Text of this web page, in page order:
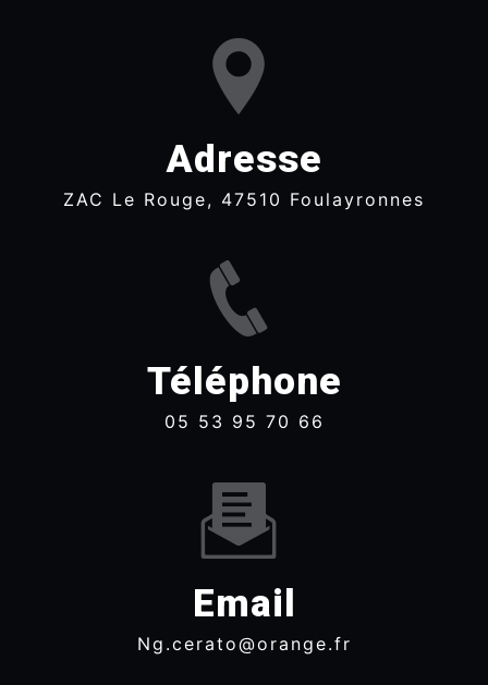
Adresse
ZAC Le Rouge, 47510 Foulayronnes
Téléphone
05 53 95 70 66
Email
ng.cerato@orange.fr